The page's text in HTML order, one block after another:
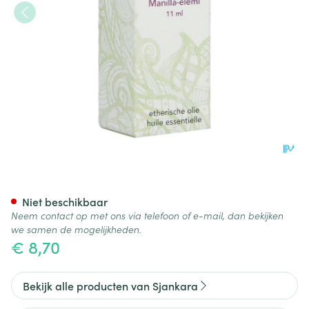
€ 8,70
Niet beschikbaar
Neem contact op met ons via telefoon of e-mail, dan bekijken
we samen de mogelijkheden.
Bekijk alle producten van Sjankara